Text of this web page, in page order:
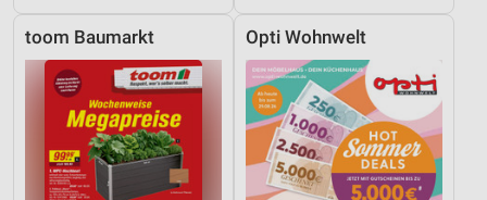
toom Baumarkt Opti Wohnwelt